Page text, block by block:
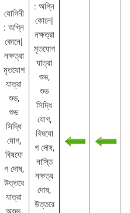
যোগিনী
: অগ্নি
কোনে|
নক্ষত্রা
মৃতযোগ
যাত্রা
শুভ,
শুভ
সিদ্ধি
যোগ,
বিষযো
গ দোষ,
উত্তরে
যাত্রা
: অগ্নি
কোনে|
নক্ষত্রা
মৃতযোগ
যাত্রা
শুভ,
শুভ
সিদ্ধি
যোগ,
বিষযো
গ দোষ,
নাস্তি
নক্ষত্র
দোষ,
উত্তরে